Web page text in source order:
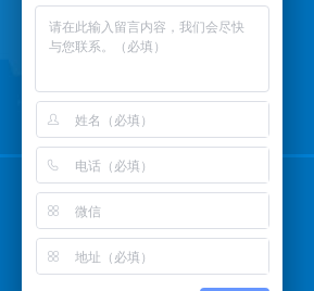
关注公众号更多惊喜